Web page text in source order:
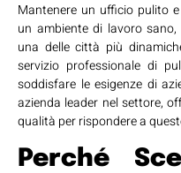
Mantenere un ufficio pulito
un ambiente di lavoro
una delle città più
servizio professionale di
soddisfare le esigenze di
azienda leader nel settore,
qualità per rispondere a
Perché